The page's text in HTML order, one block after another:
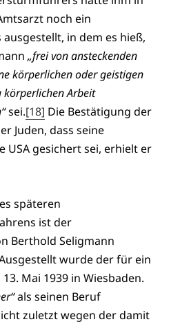
noch ein
in dem es hieß,
„frei von ansteckenden
körperlichen oder geistigen
körperlichen Arbeit
sei.[18] Die Bestätigung der
Juden, dass seine
USA gesichert sei, erhielt er
späteren
ist der
Berthold Seligmann
wurde der für ein
Mai 1939 in Wiesbaden.
als seinen Beruf
zuletzt wegen der damit